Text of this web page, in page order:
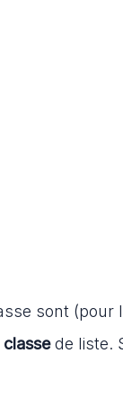
sont
classede liste.